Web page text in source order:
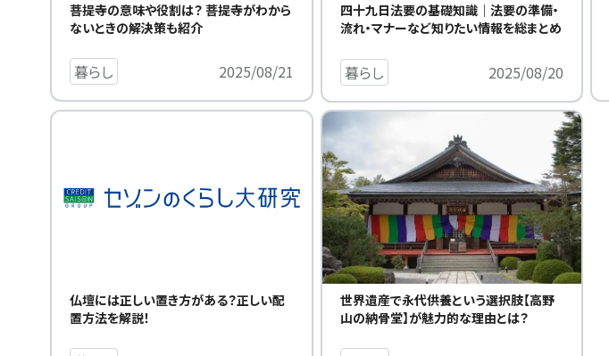
菩提寺の意味や役割は？ 菩提寺がわから
ないときの解決策も紹介
暮らし 2025/08/21
四十九日法要の基礎知識｜法要の準備・
流れ・マナーなど知りたい情報を総まとめ
暮らし 2025/08/20
仏壇には正しい置き方がある？正しい配
置方法を解説！
世界遺産で永代供養という選択肢【高野
山の納骨堂】が魅力的な理由とは？